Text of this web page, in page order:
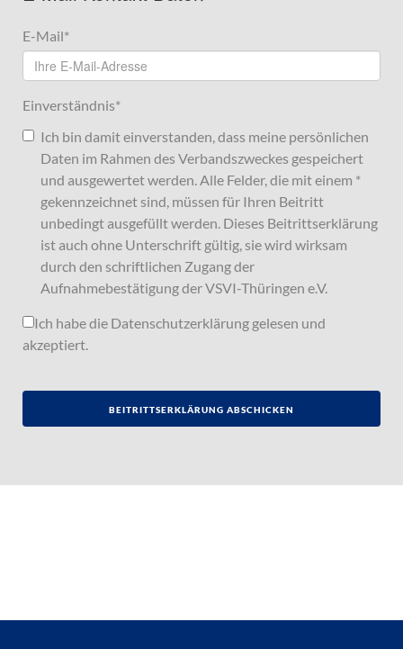
E-Mail*
Einverständnis*
Ich bin damit einverstanden, dass meine persönlichen
Daten im Rahmen des Verbandszweckes gespeichert
und ausgewertet werden. Alle Felder, die mit einem *
gekennzeichnet sind, müssen für Ihren Beitritt
unbedingt ausgefüllt werden. Dieses Beitrittserklärung
ist auch ohne Unterschrift gültig, sie wird wirksam
durch den schriftlichen Zugang der
Aufnahmebestätigung der VSVI-Thüringen e.V.
Ich habe die Datenschutzerklärung gelesen und
akzeptiert.